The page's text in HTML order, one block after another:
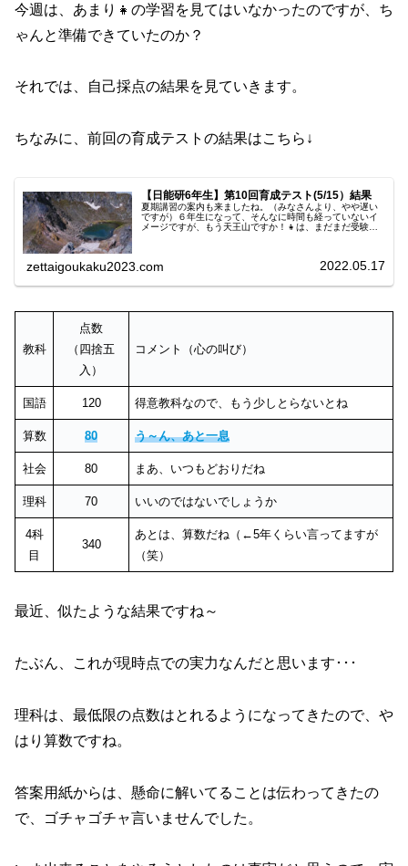
今週は、あまり👧の学習を見てはいなかったのですが、ち
ゃんと準備できていたのか？
それでは、自己採点の結果を見ていきます。
ちなみに、前回の育成テストの結果はこちら↓
【日能研6年生】第10回育成テスト(5/15）結果
夏期講習の案内も来ましたね。（みなさんより、やや遅い
ですが）６年生になって、そんなに時間も経っていないイ
メージですが、もう天王山ですか！👧は、まだまだ受験生
zettaigoukaku2023.com 2022.05.17
教科
点数
（四捨五
入）
コメント（心の叫び）
国語 120 得意教科なので、もう少しとらないとね
算数 80 う～ん、あと一息
社会 80 まあ、いつもどおりだね
理科 70 いいのではないでしょうか
4科
目
340
あとは、算数だね（←5年くらい言ってますが
（笑）
最近、似たような結果ですね～
たぶん、これが現時点での実力なんだと思います･･･
理科は、最低限の点数はとれるようになってきたので、や
はり算数ですね。
答案用紙からは、懸命に解いてることは伝わってきたの
で、ゴチャゴチャ言いませんでした。